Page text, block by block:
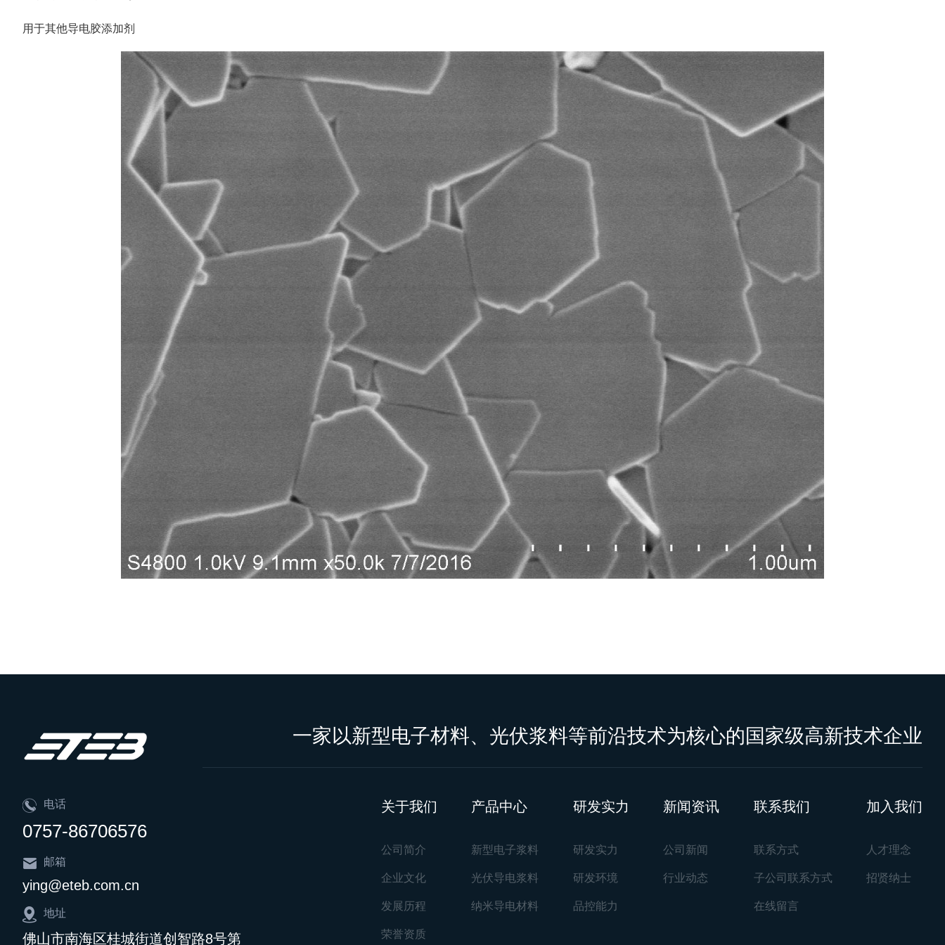
用于其他导电胶添加剂
一家以新型电子材料、光伏浆料等前沿技术为核心的国家级高新技术企业
电话
0757-86706576
邮箱
ying@eteb.com.cn
地址
佛山市南海区桂城街道创智路8号第
关于我们
公司简介
企业文化
发展历程
荣誉资质
产品中心
新型电子浆料
光伏导电浆料
纳米导电材料
研发实力
研发实力
研发环境
品控能力
新闻资讯
公司新闻
行业动态
联系我们
联系方式
子公司联系方式
在线留言
加入我们
人才理念
招贤纳士